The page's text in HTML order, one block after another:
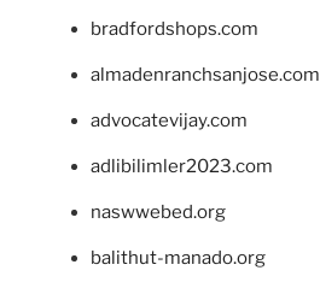
bradfordshops.com
almadenranchsanjose.com
advocatevijay.com
adlibilimler2023.com
naswwebed.org
balithut-manado.org